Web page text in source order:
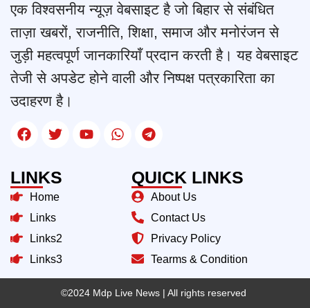
एक विश्वसनीय न्यूज़ वेबसाइट है जो बिहार से संबंधित
ताज़ा खबरों, राजनीति, शिक्षा, समाज और मनोरंजन से
जुड़ी महत्वपूर्ण जानकारियाँ प्रदान करती है। यह वेबसाइट
तेजी से अपडेट होने वाली और निष्पक्ष पत्रकारिता का
उदाहरण है।
LINKS
Home
Links
Links2
Links3
QUICK LINKS
About Us
Contact Us
Privacy Policy
Tearms & Condition
©2024 Mdp Live News | All rights reserved